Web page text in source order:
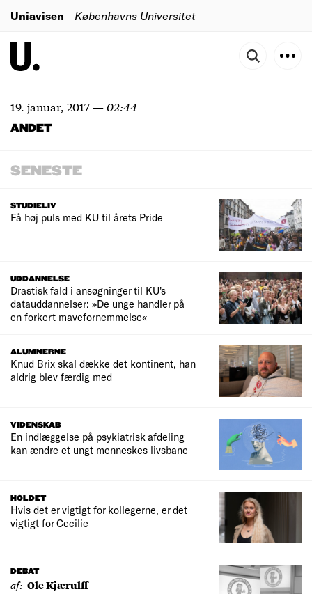
Uniavisen Københavns Universitet
19. januar, 2017—02:44
ANDET
SENESTE
STUDIELIV
Få høj puls med KU til årets Pride
UDDANNELSE
Drastisk fald i ansøgninger til KU's
datauddannelser: »De unge handler på
en forkert mavefornemmelse«
ALUMNERNE
Knud Brix skal dække det kontinent, han
aldrig blev færdig med
VIDENSKAB
En indlæggelse på psykiatrisk afdeling
kan ændre et ungt menneskes livsbane
HOLDET
Hvis det er vigtigt for kollegerne, er det
vigtigt for Cecilie
DEBAT
af: Ole Kjærulff